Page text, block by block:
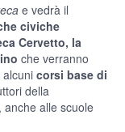
e vedrà il
civiche
Cervetto, la
che verranno
corsi base di
della
alle scuole